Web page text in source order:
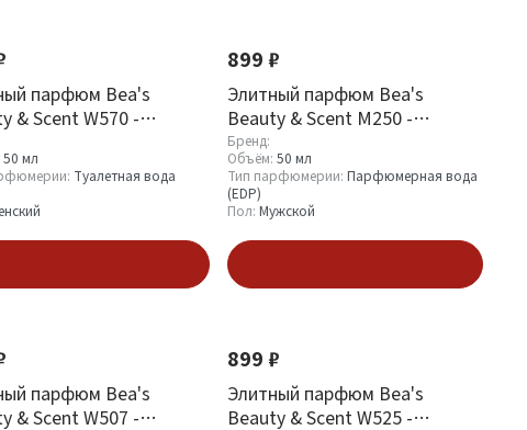
парфюм Bea's
& Scent W570 -
Arden Green Tea
50 мл
Туалетная вода
899 ₽
Элитный парфюм Bea's
Beauty & Scent M250 -
Dolce&Gabbana K
Бренд:
Объём: 50 мл
Тип парфюмерии: Парфюмерная вода
(EDP)
Пол: Мужской
парфюм Bea's
& Scent W507 -
899 ₽
Элитный парфюм Bea's
Beauty & Scent W525 -